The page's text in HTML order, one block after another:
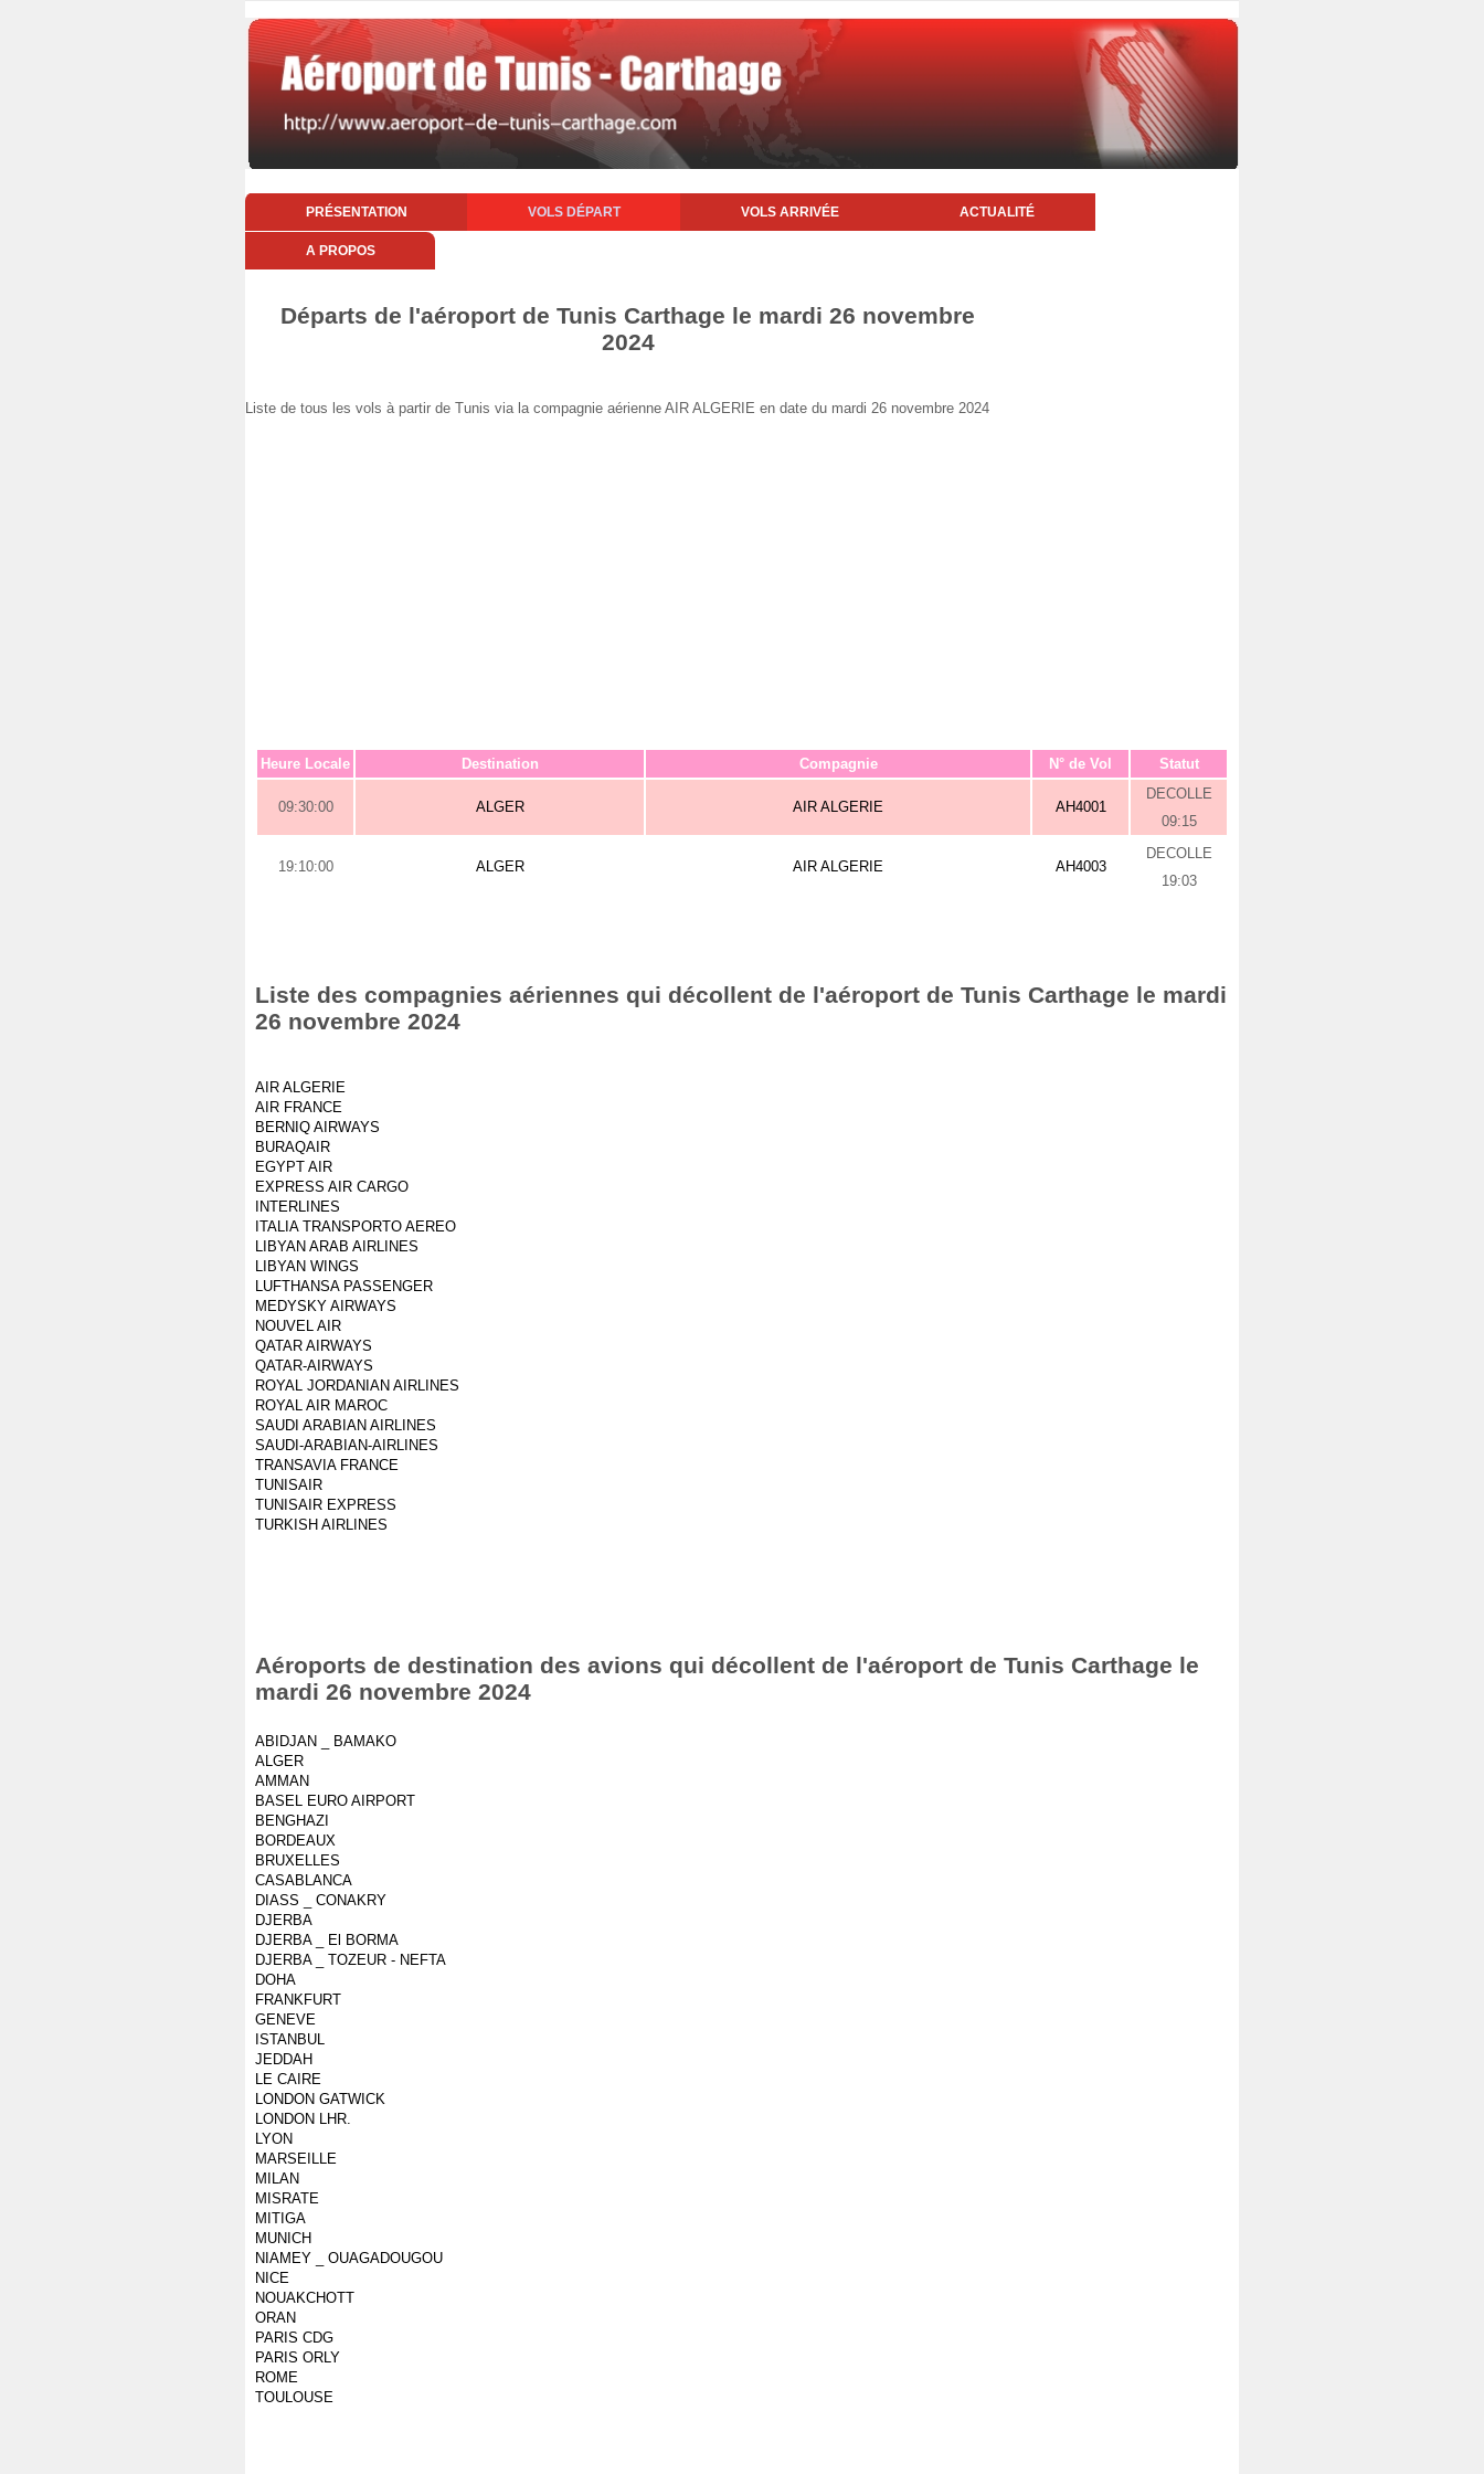
PRÉSENTATION VOLS DÉPART VOLS ARRIVÉE ACTUALITÉ
A PROPOS
Départs de l'aéroport de Tunis Carthage le mardi 26 novembre
2024
Liste de tous les vols à partir de Tunis via la compagnie aérienne AIR ALGERIE en date du mardi 26 novembre 2024
Heure Locale Destination Compagnie N° de Vol Statut
09:30:00 ALGER AIR ALGERIE AH4001
DECOLLE
09:15
19:10:00 ALGER AIR ALGERIE AH4003
DECOLLE
19:03
Liste des compagnies aériennes qui décollent de l'aéroport de Tunis Carthage le mardi
26 novembre 2024
AIR ALGERIE
AIR FRANCE
BERNIQ AIRWAYS
BURAQAIR
EGYPT AIR
EXPRESS AIR CARGO
INTERLINES
ITALIA TRANSPORTO AEREO
LIBYAN ARAB AIRLINES
LIBYAN WINGS
LUFTHANSA PASSENGER
MEDYSKY AIRWAYS
NOUVEL AIR
QATAR AIRWAYS
QATAR-AIRWAYS
ROYAL JORDANIAN AIRLINES
ROYAL AIR MAROC
SAUDI ARABIAN AIRLINES
SAUDI-ARABIAN-AIRLINES
TRANSAVIA FRANCE
TUNISAIR
TUNISAIR EXPRESS
TURKISH AIRLINES
Aéroports de destination des avions qui décollent de l'aéroport de Tunis Carthage le
mardi 26 novembre 2024
ABIDJAN _ BAMAKO
ALGER
AMMAN
BASEL EURO AIRPORT
BENGHAZI
BORDEAUX
BRUXELLES
CASABLANCA
DIASS _ CONAKRY
DJERBA
DJERBA _ El BORMA
DJERBA _ TOZEUR - NEFTA
DOHA
FRANKFURT
GENEVE
ISTANBUL
JEDDAH
LE CAIRE
LONDON GATWICK
LONDON LHR.
LYON
MARSEILLE
MILAN
MISRATE
MITIGA
MUNICH
NIAMEY _ OUAGADOUGOU
NICE
NOUAKCHOTT
ORAN
PARIS CDG
PARIS ORLY
ROME
TOULOUSE